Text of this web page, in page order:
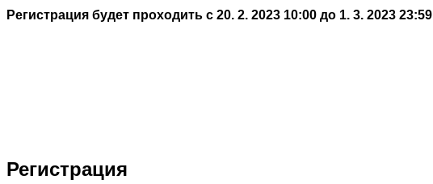
Регистрация будет проходить с 20. 2. 2023 10:00 до 1. 3. 2023 23:59
Регистрация